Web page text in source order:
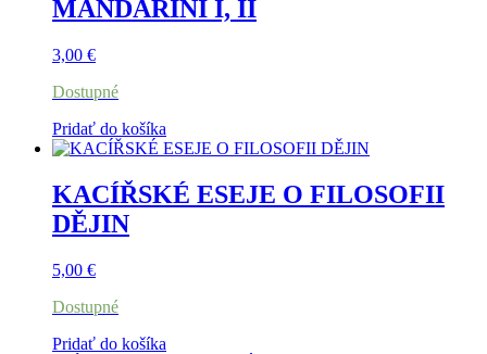
MANDARÍNI I, II
3,00 €
Dostupné
Pridať do košíka
KACÍŘSKÉ ESEJE O FILOSOFII
DĚJIN
5,00 €
Dostupné
Pridať do košíka